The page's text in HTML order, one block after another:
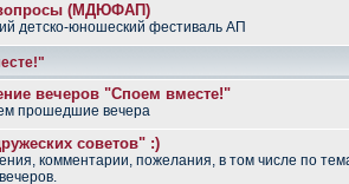
(МДЮФАП)
детско-юношеский фестиваль АП
вечеров "Споем вместе!"
прошедшие вечера
советов" :)
комментарии, пожелания, в том числе по